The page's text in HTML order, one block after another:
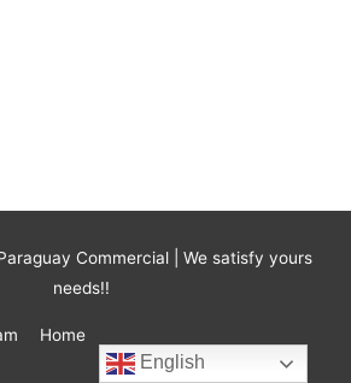
Commercial | We satisfy yours
needs!!
Home
English